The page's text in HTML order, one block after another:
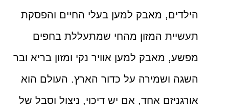
הילדים, מאבק למען בעלי החיים והפסקת
תעשיית המזון מהחי שמתעללת בחפים
מפשע, מאבק למען אוויר נקי ומזון בריא ובר
השגה ושמירה על כדור הארץ. העולם הוא
אורגניזם אחד, אם יש דיכוי, ניצול וסבל של